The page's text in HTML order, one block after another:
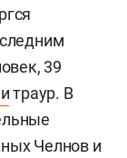
39
траур. В
Челнов и